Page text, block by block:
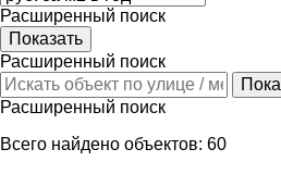
Расширенный поиск
Расширенный поиск
Расширенный поиск
Всего найдено объектов: 60